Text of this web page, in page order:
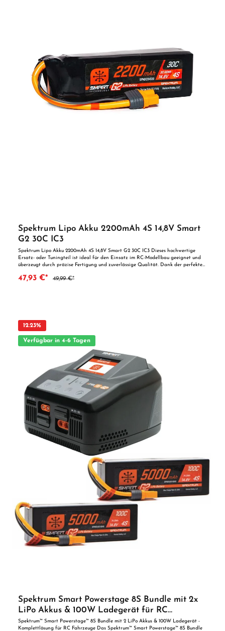
Spektrum Lipo Akku 2200mAh 4S 14,8V Smart
G2 30C IC3
Spektrum Lipo Akku 2200mAh 4S 14,8V Smart G2 30C IC3 Dieses hochwertige
Ersatz- oder Tuningteil ist ideal für den Einsatz im RC-Modellbau geeignet und
überzeugt durch präzise Fertigung und zuverlässige Qualität. Dank der perfekten
geeignet. Vorteile auf einen Blick: Passgenaue Verarbeitung Geeignet für
47,93 €* 49,99 €*
12.23%
Verfügbar in 4-6 Tagen
Spektrum Smart Powerstage 8S Bundle mit 2x
LiPo Akkus & 100W Ladegerät für RC
Fahrzeuge
Spektrum™ Smart Powerstage™ 8S Bundle mit 2 LiPo Akkus & 100W Ladegerät -
Komplettlösung für RC Fahrzeuge Das Spektrum™ Smart Powerstage™ 8S Bundle